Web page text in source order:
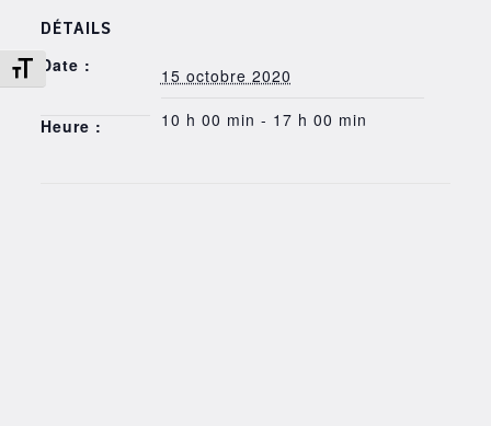
Changer la taille de la police
DÉTAILS
Date : 15 octobre 2020
Heure : 10 h 00 min - 17 h 00 min